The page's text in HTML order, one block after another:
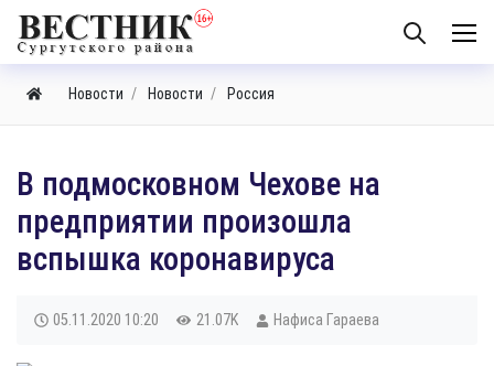
Новости Новости Россия
В подмосковном Чехове на
предприятии произошла
вспышка коронавируса
05.11.2020 10:20 21.07K Нафиса Гараева